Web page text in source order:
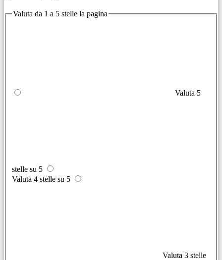
Valuta da 1 a 5 stelle la pagina
Valuta 5
stelle su 5
Valuta 4 stelle su 5
Valuta 3 stelle